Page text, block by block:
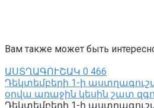
Вам также может быть
ԱՍՏՂԱԳՈՒՇԱԿ 0 466
Դեկտեմբերի 1-ի
օրվա առաջին կեսին շատ
Դեկտեմբերի 1-ի